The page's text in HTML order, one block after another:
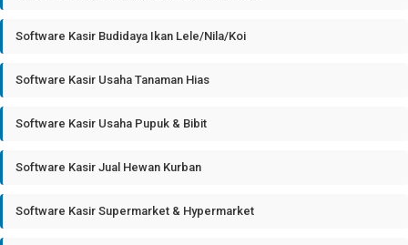
Software Kasir Budidaya Ikan Lele/Nila/Koi
Software Kasir Usaha Tanaman Hias
Software Kasir Usaha Pupuk & Bibit
Software Kasir Jual Hewan Kurban
Software Kasir Supermarket & Hypermarket